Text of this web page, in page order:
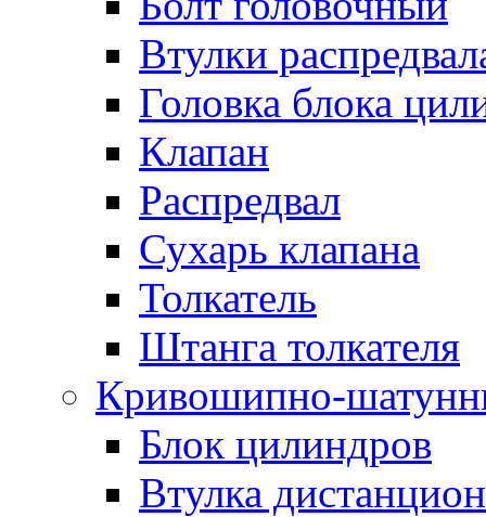
Втулки
Головка блока
Клапан
Распредвал
Сухарь клапана
Толкатель
Штанга толкателя
Кривошипно-
Блок цилиндров
Втулка